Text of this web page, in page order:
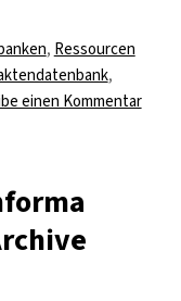
, Ressourcen
,
einen Kommentarzu